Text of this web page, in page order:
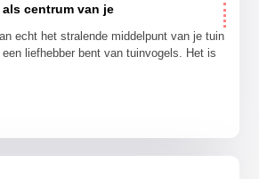
centrum van je
echt het stralende middelpunt van je tuin
liefhebber bent van tuinvogels. Het is